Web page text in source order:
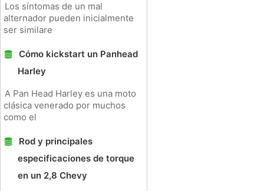
Los síntomas de un mal
alternador pueden inicialmente
ser similare
Cómo kickstart un Panhead
Harley
A Pan Head Harley es una moto
clásica venerado por muchos
como el
Rod y principales
especificaciones de torque
en un 2,8 Chevy